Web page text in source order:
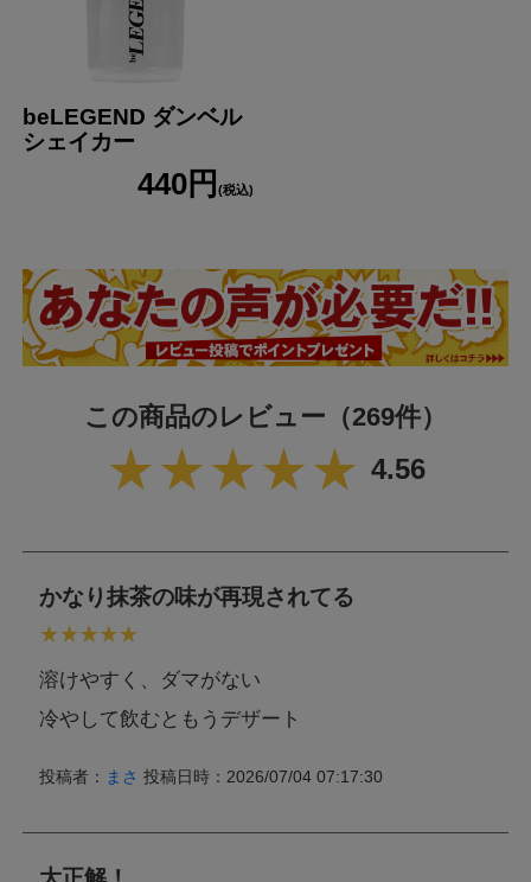
アレルギー情報
本製品に含まれるア
特記事項
本製品工場では乳成分,卵,小麦,えび,かに,いか,牛肉,鶏肉,豚
肉,ゼラチン,オレンジ,キウイフルーツ,バナナ,もも,りんご,大
豆,ごまを含む製品を生産しています。
ただし、商品の製造毎に製造設備の洗浄を実施し、コンタミ
beLEGEND ダンベル
シェイカー
440円(税込)
この商品のレビュー （269件）
4.56
かなり抹茶の味が再現されてる
溶けやすく、ダマがない
冷やして飲むともうデザート
投稿者： まさ 投稿日時：2026/07/04 07:17:30